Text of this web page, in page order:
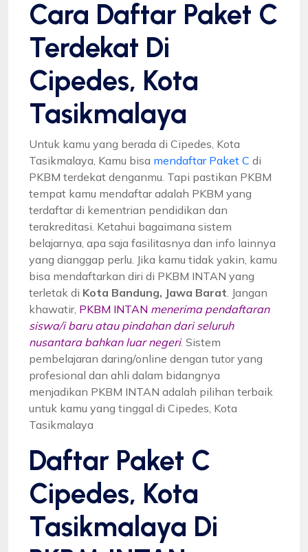
Cara Daftar Paket C
Terdekat Di
Cipedes, Kota
Tasikmalaya
Untuk kamu yang berada di Cipedes, Kota
Tasikmalaya, Kamu bisa mendaftar Paket C di
PKBM terdekat denganmu. Tapi pastikan PKBM
tempat kamu mendaftar adalah PKBM yang
terdaftar di kementrian pendidikan dan
terakreditasi. Ketahui bagaimana sistem
belajarnya, apa saja fasilitasnya dan info lainnya
yang dianggap perlu. Jika kamu tidak yakin, kamu
bisa mendaftarkan diri di PKBM INTAN yang
terletak di Kota Bandung, Jawa Barat . Jangan
khawatir, PKBM INTAN menerima pendaftaran
siswa/i baru atau pindahan dari seluruh
nusantara bahkan luar negeri. Sistem
pembelajaran daring/online dengan tutor yang
profesional dan ahli dalam bidangnya
menjadikan PKBM INTAN adalah pilihan terbaik
untuk kamu yang tinggal di Cipedes, Kota
Tasikmalaya
Daftar Paket C
Cipedes, Kota
Tasikmalaya Di